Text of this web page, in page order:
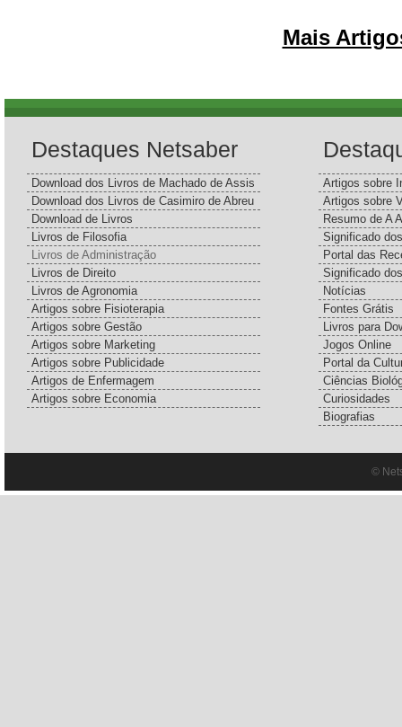
Mais
Destaques Netsaber
Download dos Livros de Machado de Assis
Download dos Livros de Casimiro de Abreu
Download de Livros
Livros de Filosofia
Livros de Administração
Livros de Direito
Livros de Agronomia
Artigos sobre Fisioterapia
Artigos sobre Gestão
Artigos sobre Marketing
Artigos sobre Publicidade
Artigos de Enfermagem
Artigos sobre Economia
Artigos sobre
Artigos sobre
Resumo de A
Significado
Portal das
Significado
Notícias
Fontes Grátis
Livros para
Jogos Online
Portal da
Ciências
Curiosidades
Biografias
©